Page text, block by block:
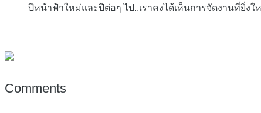
ปีหน้าฟ้าใหม่และปีต่อๆ ไป..เราคงได้เห็นการจัดงานที่ยิ่งใ
Comments